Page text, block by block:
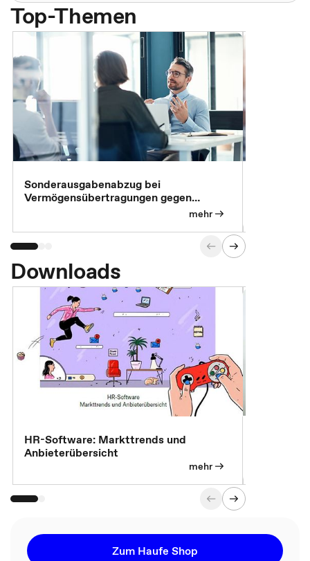
Top-Themen
Sonderausgabenabzug bei
Vermögensübertragungen gegen
mehr
Downloads
HR-Software: Markttrends und
Anbieterübersicht
mehr
Zum Haufe Shop